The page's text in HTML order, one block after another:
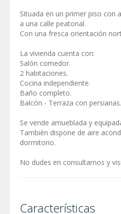
Situada en un primer piso con
a una calle peatonal.
Con una fresca orientación
La vivienda cuenta con:
Salón comedor.
2 habitaciones.
Cocina independiente.
Baño completo.
Balcón - Terraza con persianas.
Se vende amueblada y
También dispone de aire
dormitorio.
No dudes en consultarnos y
Características